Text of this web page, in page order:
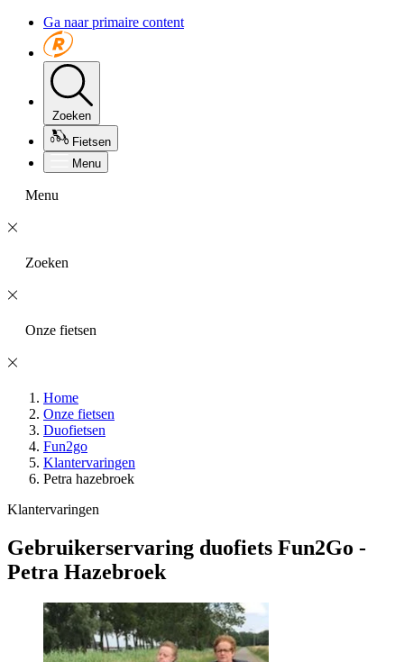
Ga naar primaire content
Zoeken
Fietsen
Menu
Menu
Zoeken
Onze fietsen
Home
Onze fietsen
Duofietsen
Fun2go
Klantervaringen
Petra hazebroek
Klantervaringen
Gebruikerservaring duofiets Fun2Go -
Petra Hazebroek